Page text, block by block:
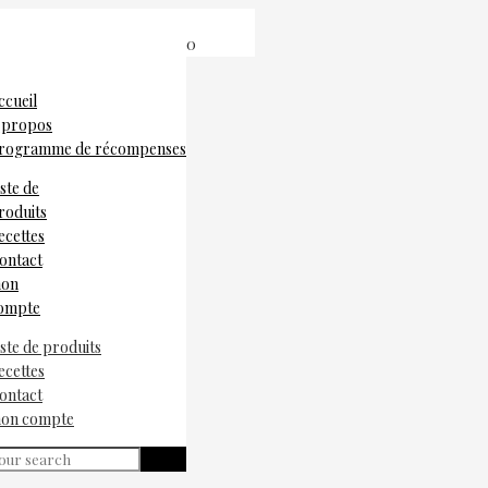
0
de récompenses
de
de produits
compte